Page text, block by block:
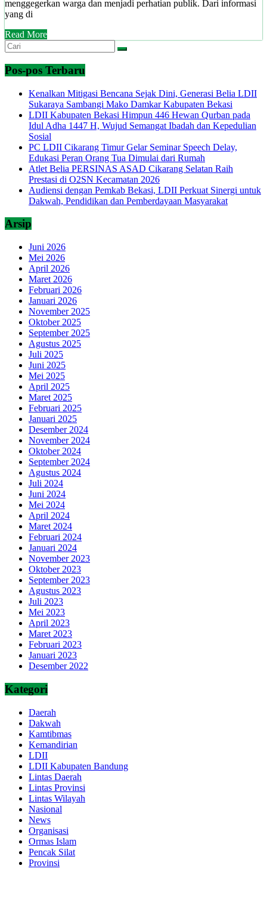
menggegerkan warga dan menjadi perhatian publik. Dari informasi
yang di
Read More
Pos-pos Terbaru
Kenalkan Mitigasi Bencana Sejak Dini, Generasi Belia LDII
Sukaraya Sambangi Mako Damkar Kabupaten Bekasi
LDII Kabupaten Bekasi Himpun 446 Hewan Qurban pada
Idul Adha 1447 H, Wujud Semangat Ibadah dan Kepedulian
Sosial
PC LDII Cikarang Timur Gelar Seminar Speech Delay,
Edukasi Peran Orang Tua Dimulai dari Rumah
Atlet Belia PERSINAS ASAD Cikarang Selatan Raih
Prestasi di O2SN Kecamatan 2026
Audiensi dengan Pemkab Bekasi, LDII Perkuat Sinergi untuk
Dakwah, Pendidikan dan Pemberdayaan Masyarakat
Arsip
Juni 2026
Mei 2026
April 2026
Maret 2026
Februari 2026
Januari 2026
November 2025
Oktober 2025
September 2025
Agustus 2025
Juli 2025
Juni 2025
Mei 2025
April 2025
Maret 2025
Februari 2025
Januari 2025
Desember 2024
November 2024
Oktober 2024
September 2024
Agustus 2024
Juli 2024
Juni 2024
Mei 2024
April 2024
Maret 2024
Februari 2024
Januari 2024
November 2023
Oktober 2023
September 2023
Agustus 2023
Juli 2023
Mei 2023
April 2023
Maret 2023
Februari 2023
Januari 2023
Desember 2022
Kategori
Daerah
Dakwah
Kamtibmas
Kemandirian
LDII
LDII Kabupaten Bandung
Lintas Daerah
Lintas Provinsi
Lintas Wilayah
Nasional
News
Organisasi
Ormas Islam
Pencak Silat
Provinsi